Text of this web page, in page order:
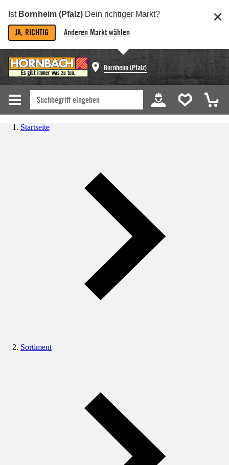
Ist Bornheim (Pfalz) Dein richtiger Markt?
JA, RICHTIG Anderen Markt wählen
Bornheim (Pfalz)
Startseite
Sortiment